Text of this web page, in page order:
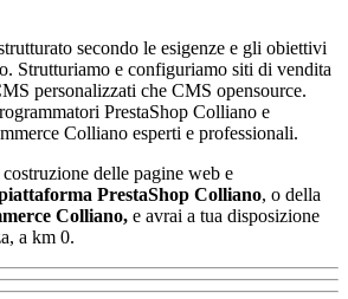
secondo le esigenze e gli obiettivi
Strutturiamo e configuriamo siti di vendita
personalizzati che CMS opensource.
PrestaShop Colliano e
Colliano esperti e professionali.
delle pagine web e
PrestaShop Colliano, o della
Colliano, e avrai a tua disposizione
a km 0.